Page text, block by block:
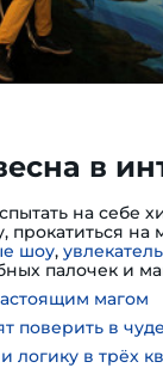
в
на себе
прокатиться
шоу,
палочек и
магом
поверить в
логику в трёх